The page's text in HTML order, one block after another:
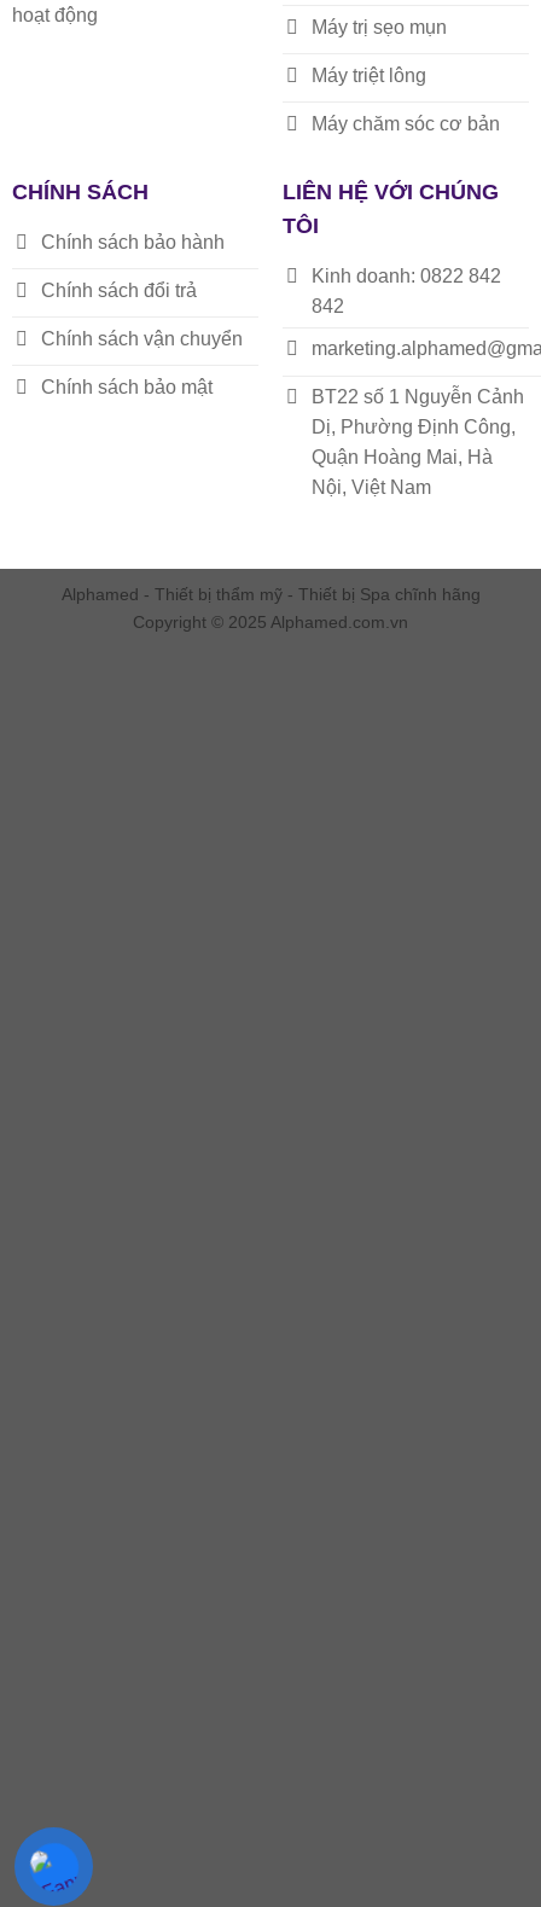
hoạt động
Máy trị sẹo mụn
Máy triệt lông
Máy chăm sóc cơ bản
CHÍNH SÁCH
Chính sách bảo hành
Chính sách đổi trả
Chính sách vận chuyển
Chính sách bảo mật
LIÊN HỆ VỚI CHÚNG
TÔI
Kinh doanh: 0822 842
842
BT22 số 1 Nguyễn Cảnh
Dị, Phường Định Công,
Quận Hoàng Mai, Hà
Nội, Việt Nam
Alphamed - Thiết bị thẩm mỹ - Thiết bị Spa chĩnh hãng
Copyright © 2025 Alphamed.com.vn